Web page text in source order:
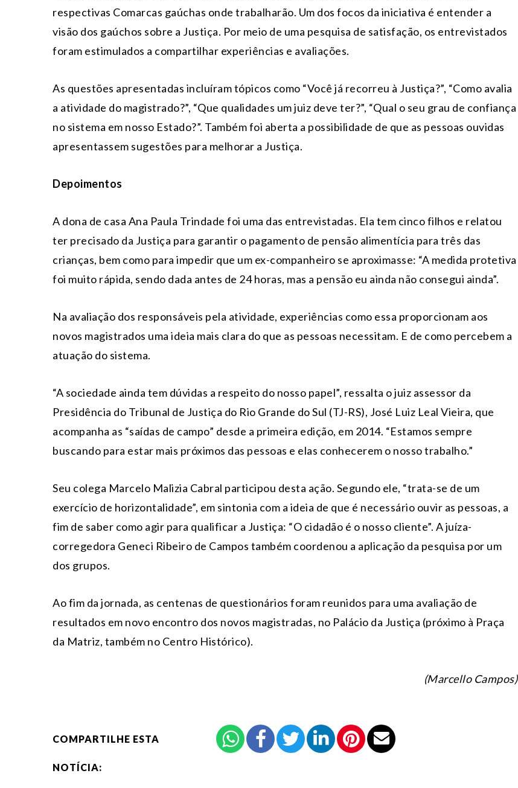
respectivas Comarcas gaúchas onde trabalharão. Um dos focos da iniciativa é entender a
visão dos gaúchos sobre a Justiça. Por meio de uma pesquisa de satisfação, os entrevistados
foram estimulados a compartilhar experiências e avaliações.
As questões apresentadas incluíram tópicos como “Você já recorreu à Justiça?”, “Como avalia
a atividade do magistrado?”, “Que qualidades um juiz deve ter?”, “Qual o seu grau de confiança
no sistema em nosso Estado?”. Também foi aberta a possibilidade de que as pessoas ouvidas
apresentassem sugestões para melhorar a Justiça.
Depoimentos
A dona de casa Ana Paula Trindade foi uma das entrevistadas. Ela tem cinco filhos e relatou
ter precisado da Justiça para garantir o pagamento de pensão alimentícia para três das
crianças, bem como para impedir que um ex-companheiro se aproximasse: “A medida protetiva
foi muito rápida, sendo dada antes de 24 horas, mas a pensão eu ainda não consegui ainda”.
Na avaliação dos responsáveis pela atividade, experiências como essa proporcionam aos
novos magistrados uma ideia mais clara do que as pessoas necessitam. E de como percebem a
atuação do sistema.
“A sociedade ainda tem dúvidas a respeito do nosso papel”, ressalta o juiz assessor da
Presidência do Tribunal de Justiça do Rio Grande do Sul (TJ-RS), José Luiz Leal Vieira, que
acompanha as “saídas de campo” desde a primeira edição, em 2014. “Estamos sempre
buscando para estar mais próximos das pessoas e elas conhecerem o nosso trabalho.”
Seu colega Marcelo Malizia Cabral participou desta ação. Segundo ele, “trata-se de um
exercício de horizontalidade”, em sintonia com a ideia de que é necessário ouvir as pessoas, a
fim de saber como agir para qualificar a Justiça: “O cidadão é o nosso cliente”. A juíza-
corregedora Geneci Ribeiro de Campos também coordenou a aplicação da pesquisa por um
dos grupos.
Ao fim da jornada, as centenas de questionários foram reunidos para uma avaliação de
resultados em novo encontro dos novos magistradas, no Palácio da Justiça (próximo à Praça
da Matriz, também no Centro Histórico).
(Marcello Campos)
COMPARTILHE ESTA
NOTÍCIA: